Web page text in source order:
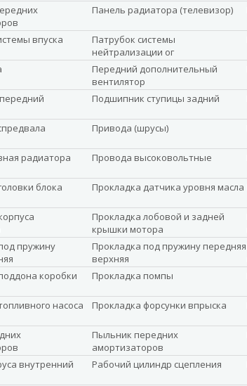
Панель радиатора (телевизор)
впуска
Патрубок системы
нейтрализации ог
Передний дополнительный
вентилятор
Подшипник ступицы задний
Привода (шрусы)
радиатора
Провода высоковольтные
блока
Прокладка датчика уровня масла
Прокладка лобовой и задней
крышки мотора
пружину
Прокладка под пружину передняя
верхняя
коробки
Прокладка помпы
насоса
Прокладка форсунки впрыска
Пыльник передних
амортизаторов
внутренний Рабочий цилиндр сцепления